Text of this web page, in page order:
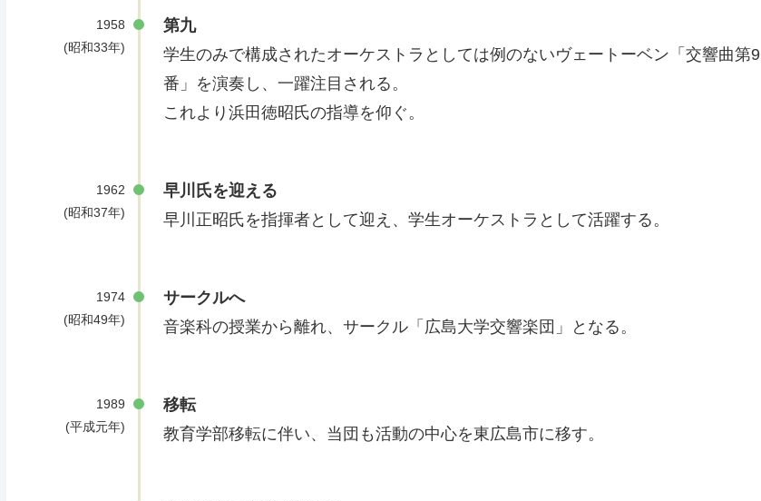
1958
(昭和33年)
第九
学生のみで構成されたオーケストラとしては例のないヴェートーベン「交響曲第9
番」を演奏し、一躍注目される。
これより浜田徳昭氏の指導を仰ぐ。
1962
(昭和37年)
早川氏を迎える
早川正昭氏を指揮者として迎え、学生オーケストラとして活躍する。
1974
(昭和49年)
サークルへ
音楽科の授業から離れ、サークル「広島大学交響楽団」となる。
1989
(平成元年)
移転
教育学部移転に伴い、当団も活動の中心を東広島市に移す。